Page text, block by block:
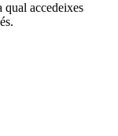
qual accedeixes